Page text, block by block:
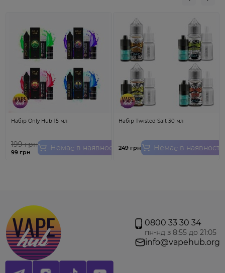
Набір Only Hub 15 мл
199 грн
99 грн Немає в наявності
Набір Twisted Salt 30 мл
249 грн Немає в наявності
0800 33 30 34
пн-нд з 8:55 до 21:05
info@vapehub.org